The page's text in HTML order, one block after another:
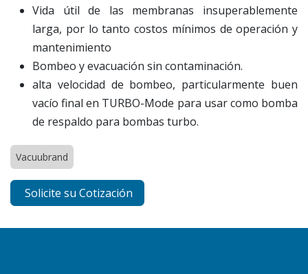
Vida útil de las membranas insuperablemente
larga, por lo tanto costos mínimos de operación y
mantenimiento
Bombeo y evacuación sin contaminación.
alta velocidad de bombeo, particularmente buen
vacío final en TURBO-Mode para usar como bomba
de respaldo para bombas turbo.
Vacuubrand
Solicite su Cotización